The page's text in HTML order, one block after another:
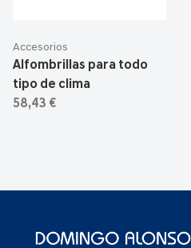
Accesorios
Alfombrillas para todo
tipo de clima
58,43 €